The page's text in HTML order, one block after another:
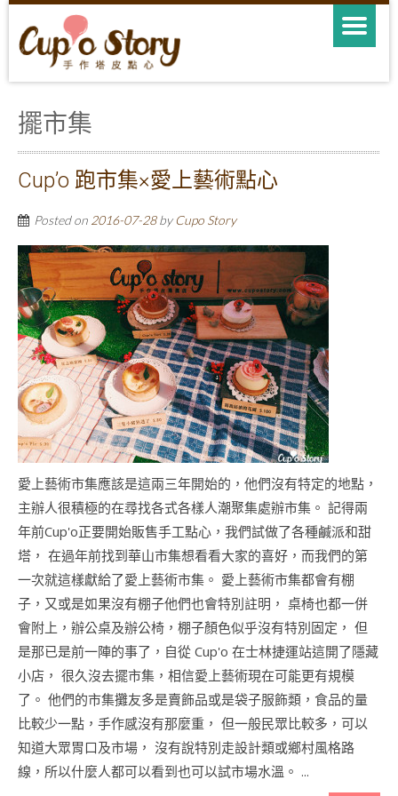
擺市集
Cup’o 跑市集×愛上藝術點心
Posted on 2016-07-28by Cupo Story
愛上藝術市集應該是這兩三年開始的，他們沒有特定的地點，
主辦人很積極的在尋找各式各樣人潮聚集處辦市集。 記得兩
年前Cup'o正要開始販售手工點心，我們試做了各種鹹派和甜
塔， 在過年前找到華山市集想看看大家的喜好，而我們的第
一次就這樣獻給了愛上藝術市集。 愛上藝術市集都會有棚
子，又或是如果沒有棚子他們也會特別註明， 桌椅也都一併
會附上，辦公桌及辦公椅，棚子顏色似乎沒有特別固定， 但
是那已是前一陣的事了，自從 Cup'o 在士林捷運站這開了隱藏
小店， 很久沒去擺市集，相信愛上藝術現在可能更有規模
了。 他們的市集攤友多是賣飾品或是袋子服飾類，食品的量
比較少一點，手作感沒有那麼重， 但一般民眾比較多，可以
知道大眾胃口及市場， 沒有說特別走設計類或鄉村風格路
線，所以什麼人都可以看到也可以試市場水溫。 ...